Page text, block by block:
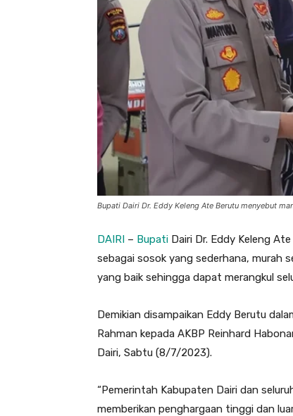
Bupati Dairi Dr. Eddy Keleng Ate Berutu menyebut
DAIRI – Bupati Dairi Dr. Eddy Keleng
sebagai sosok yang sederhana, murah
yang baik sehingga dapat merangkul
Demikian disampaikan Eddy Berutu
Rahman kepada AKBP Reinhard
Dairi, Sabtu (8/7/2023).
“Pemerintah Kabupaten Dairi dan
memberikan penghargaan tinggi dan